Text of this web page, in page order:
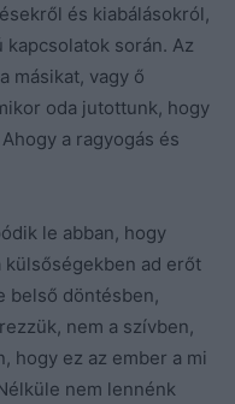
és kiabálásokról,
során. Az
másikat, vagy ő
oda jutottunk, hogy
a ragyogás és
le abban, hogy
külsőségekben ad erőt
belső döntésben,
nem a szívben,
hogy ez az ember a mi
nem lennénk